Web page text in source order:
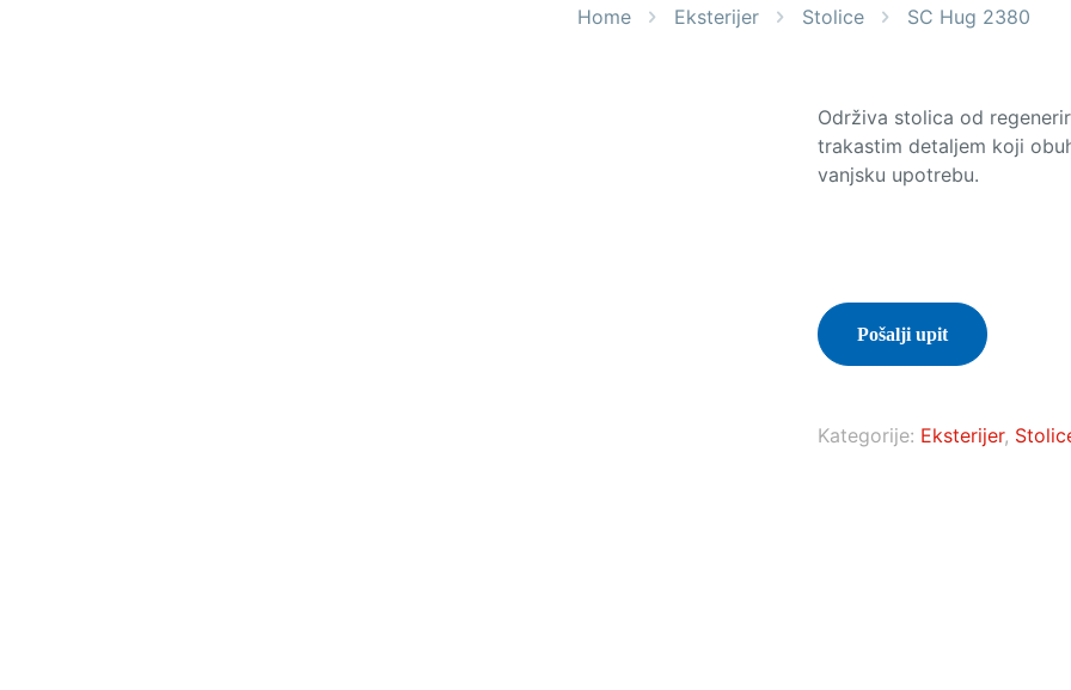
Home Eksterijer Stolice SC Hug 2380
Održiva stolica od
trakastim detaljem koji
vanjsku upotrebu.
Pošalji upit
Kategorije: Eksterijer,